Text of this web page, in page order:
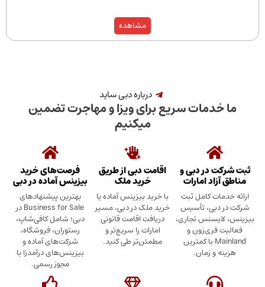
درباره دبی ساید
سریع برای ویزا و مهاجرت تضمین
در دبی و
امارات
کامل ثبت
تأسیس
تجاری،
و
Mainland با کمترین
اقامت دبی از طریق
خرید ملک
با خرید بیزینس آماده یا
خرید ملک در دبی، مسیر
دریافت اقامت قانونی
امارات را سریع‌تر و
مطمئن‌تر طی کنید.
فرصت‌های خرید
بیزینس آماده در دبی
بهترین پیشنهادهای
Business for Sale در
دبی؛ شامل کافی‌شاپ،
رستوران، فروشگاه،
شرکت‌های آماده و
بیزینس‌های درآمدزا با